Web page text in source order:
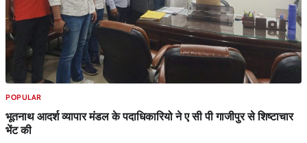
POPULAR
भूतनाथ आदर्श व्यापार मंडल के पदाधिकारियो ने ए सी पी गाजीपुर से शिष्टाचार
भेंट की